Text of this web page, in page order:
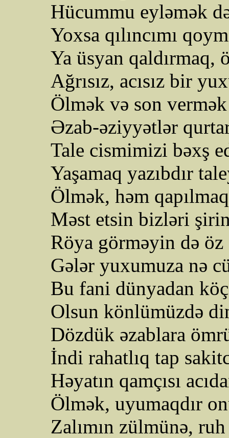
Hücummu eyləmək
Yoxsa qılıncımı
Ya üsyan qaldırmaq,
Ağrısız, acısız bir
Ölmək və son
Əzab-əziyyətlər
Tale cismimizi bəxş
Yaşamaq yazıbdır
Ölmək, həm
Məst etsin bizləri
Röya görməyin də öz
Gələr yuxumuza nə
Bu fani dünyadan
Olsun könlümüzdə
Dözdük əzablara
İndi rahatlıq tap
Həyatın qamçısı
Ölmək, uyumaqdır
Zalımın zülmünə,